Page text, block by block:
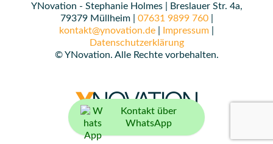
YNovation - Stephanie Holmes | Breslauer Str. 4a,
79379 Müllheim | 07631 9899 760|
kontakt@ynovation.de
Impressum
Datenschutzerklärung
© YNovation. Alle Rechte vorbehalten.
Kontakt über
WhatsApp